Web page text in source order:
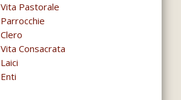
Vita Pastorale
Parrocchie
Clero
Vita Consacrata
Laici
Enti